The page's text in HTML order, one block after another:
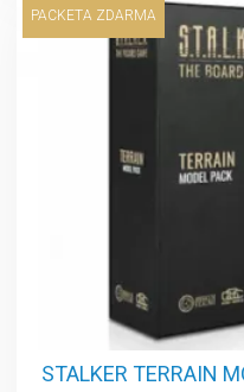
PACKETA ZDARMA
STALKER TERRAIN